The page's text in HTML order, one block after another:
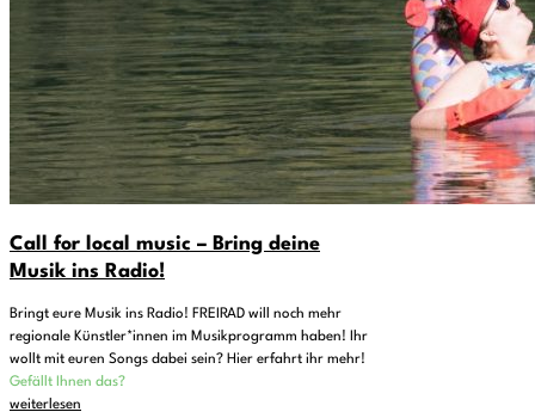
Call for local music – Bring deine
Musik ins Radio!
Bringt eure Musik ins Radio! FREIRAD will noch mehr
regionale Künstler*innen im Musikprogramm haben! Ihr
wollt mit euren Songs dabei sein? Hier erfahrt ihr mehr!
Gefällt Ihnen das?
weiterlesen